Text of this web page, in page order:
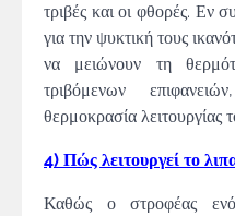
τριβές και οι φθορές. Εν
για την ψυκτική τους
να μειώνουν τη
τριβόμενων
θερμοκρασία λειτουργίας
4) Πώς λειτουργεί το
Καθώς ο στροφέας